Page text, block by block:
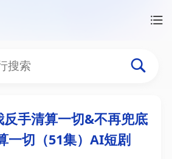
，我反手清算
手清算一切&不再兜底
一切（51集）AI短剧